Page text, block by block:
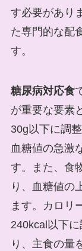
す必要があり
た専門的な配
す。
糖尿病対応食
が重要な要素
30g以下に調
血糖値の急激
す。また、食
り、血糖値の
ます。カロリ
240kcal以下
り、主食の量